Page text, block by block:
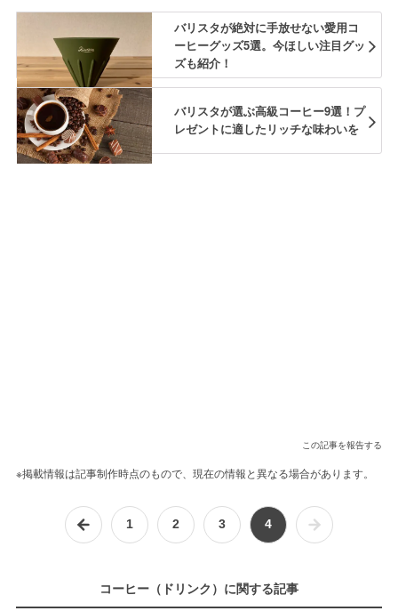
バリスタが絶対に手放せない愛用コ
ーヒーグッズ5選。今ほしい注目グッ
ズも紹介！
バリスタが選ぶ高級コーヒー9選！プ
レゼントに適したリッチな味わいを
この記事を報告する
※掲載情報は記事制作時点のもので、現在の情報と異なる場合があります。
1 2 3 4
コーヒー（ドリンク）に関する記事